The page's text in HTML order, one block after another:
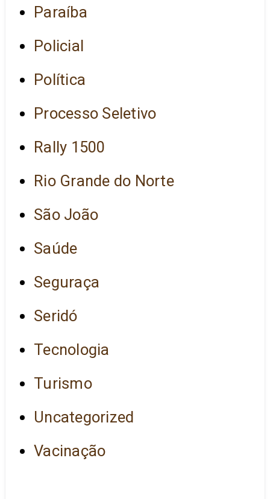
Paraíba
Policial
Política
Processo Seletivo
Rally 1500
Rio Grande do Norte
São João
Saúde
Seguraça
Seridó
Tecnologia
Turismo
Uncategorized
Vacinação